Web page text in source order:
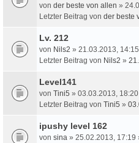
von der beste von allen »
Letzter Beitrag von der beste
Lv. 212
von Nils2 » 21.03.2013,
Letzter Beitrag von Nils2 »
Level141
von Tini5 » 03.03.2013,
Letzter Beitrag von Tini5 »
ipushy level 162
von sina » 25.02.2013, 17:19